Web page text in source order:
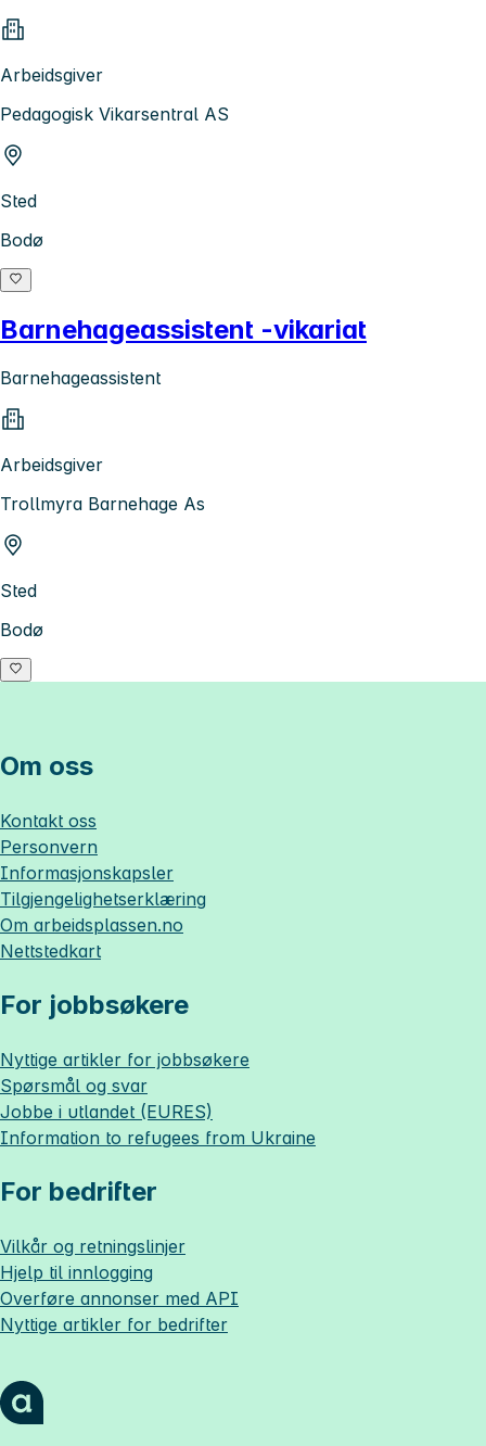
Arbeidsgiver
Pedagogisk Vikarsentral AS
Sted
Bodø
Barnehageassistent -vikariat
Barnehageassistent
Arbeidsgiver
Trollmyra Barnehage As
Sted
Bodø
Om oss
Kontakt oss
Personvern
Informasjonskapsler
Tilgjengelighetserklæring
Om arbeidsplassen.no
Nettstedkart
For jobbsøkere
Nyttige artikler for jobbsøkere
Spørsmål og svar
Jobbe i utlandet (EURES)
Information to refugees from Ukraine
For bedrifter
Vilkår og retningslinjer
Hjelp til innlogging
Overføre annonser med API
Nyttige artikler for bedrifter